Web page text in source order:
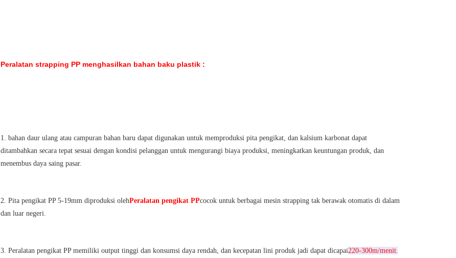
Peralatan strapping PP menghasilkan bahan baku plastik :
1. bahan daur ulang atau campuran bahan baru dapat digunakan untuk memproduksi pita pengikat, dan kalsium karbonat dapat
ditambahkan secara tepat sesuai dengan kondisi pelanggan untuk mengurangi biaya produksi, meningkatkan keuntungan produk, dan
menembus daya saing pasar.
2. Pita pengikat PP 5-19mm diproduksi olehPeralatan pengikat PPcocok untuk berbagai mesin strapping tak berawak otomatis di dalam
dan luar negeri.
3. Peralatan pengikat PP memiliki output tinggi dan konsumsi daya rendah, dan kecepatan lini produk jadi dapat dicapai220-300m/menit.